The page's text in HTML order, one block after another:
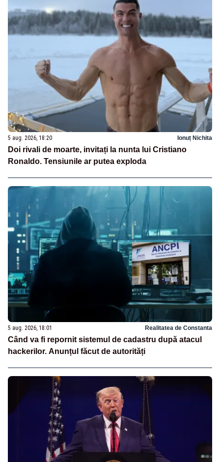
5 aug. 2026, 18:20 Ionuț Nichita
Doi rivali de moarte, invitați la nunta lui Cristiano
Ronaldo. Tensiunile ar putea exploda
5 aug. 2026, 18:01 Realitatea de Constanta
Când va fi repornit sistemul de cadastru după atacul
hackerilor. Anunțul făcut de autorități